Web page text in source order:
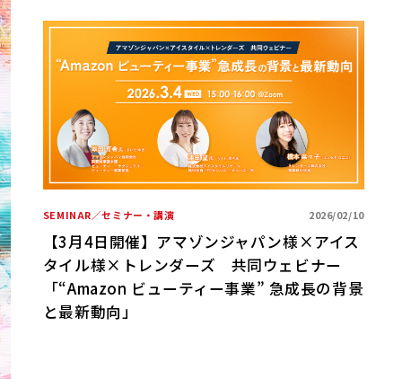
SEMINAR／セミナー・講演 2026/02/10
【3月4日開催】アマゾンジャパン様×アイス
タイル様×トレンダーズ 共同ウェビナー
「“Amazon ビューティー事業” 急成長の背景
と最新動向」